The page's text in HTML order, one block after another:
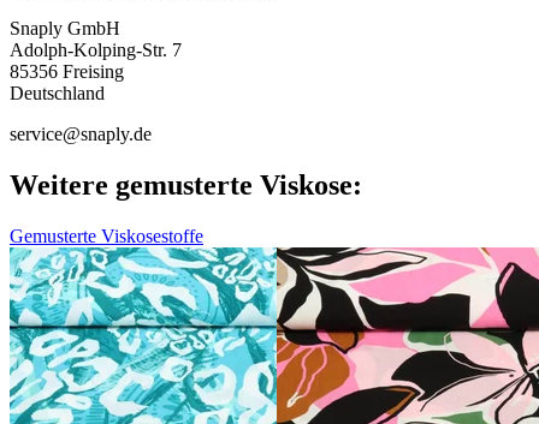
Snaply GmbH
Adolph-Kolping-Str. 7
85356 Freising
Deutschland
service@snaply.de
Weitere gemusterte Viskose:
Gemusterte Viskosestoffe